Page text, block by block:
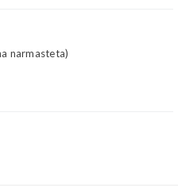
narmasteta)